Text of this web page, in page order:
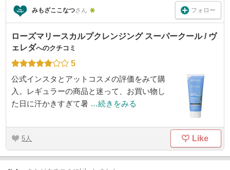
みもざここなつさん フォロー
ローズマリースカルプクレンジング スーパークール / ヴ
ェレダへのクチコミ
5
公式インスタとアットコスメの評価をみて購
入。レギュラーの商品と迷って、お買い物し
た日に汗かきすぎて暑 …続きをみる
5 Like